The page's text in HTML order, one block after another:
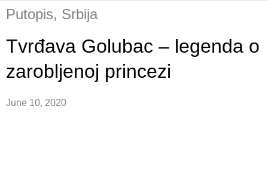
Putopis, Srbija
Tvrđava Golubac – legenda o
zarobljenoj princezi
June 10, 2020